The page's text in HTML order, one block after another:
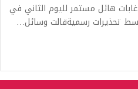
هائل مستمر لليوم الثاني في
تحذيرات رسميةقالت وسائل…